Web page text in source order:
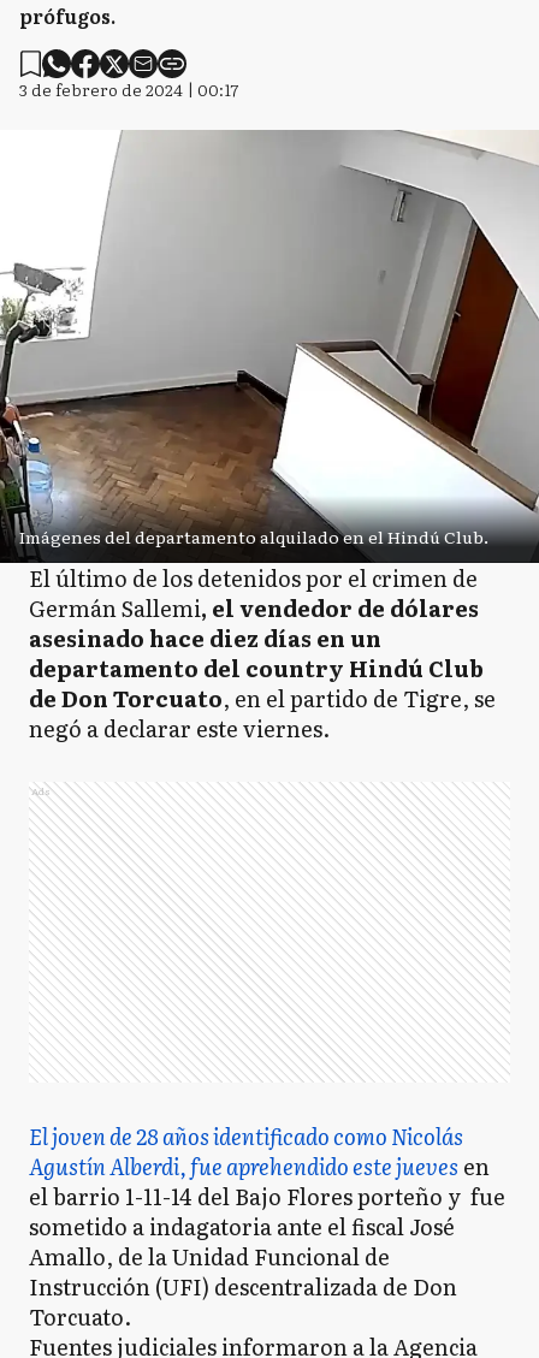
prófugos.
3 de febrero de 2024 | 00:17
Imágenes del departamento alquilado en el Hindú Club.
El último de los detenidos por el crimen de
Germán Sallemi, el vendedor de dólares
asesinado hace diez días en un
departamento del country Hindú Club
de Don Torcuato, en el partido de Tigre, se
negó a declarar este viernes.
Ads
El joven de 28 años identificado como Nicolás
Agustín Alberdi, fue aprehendido este jueves en
el barrio 1-11-14 del Bajo Flores porteño y fue
sometido a indagatoria ante el fiscal José
Amallo, de la Unidad Funcional de
Instrucción (UFI) descentralizada de Don
Torcuato.
Fuentes judiciales informaron a la Agencia